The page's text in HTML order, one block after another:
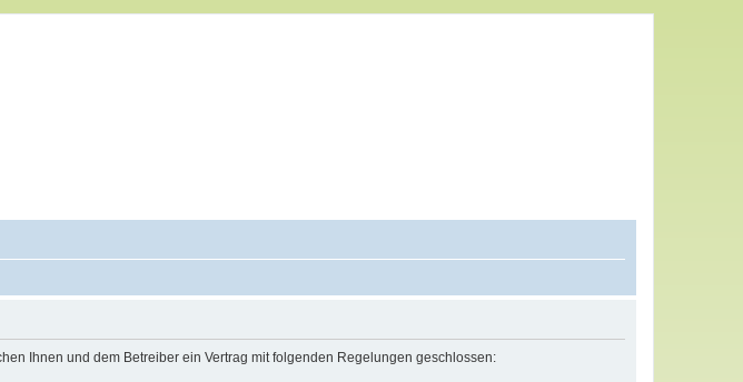
Ihnen und dem Betreiber ein Vertrag mit folgenden Regelungen geschlossen: